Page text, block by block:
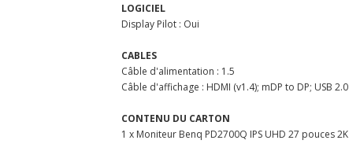
LOGICIEL
Display Pilot : Oui
CABLES
Câble d'alimentation : 1.5
Câble d'affichage : HDMI (v1.4); mDP to DP; USB 2.0
CONTENU DU CARTON
1 x Moniteur Benq PD2700Q IPS UHD 27 pouces 2K